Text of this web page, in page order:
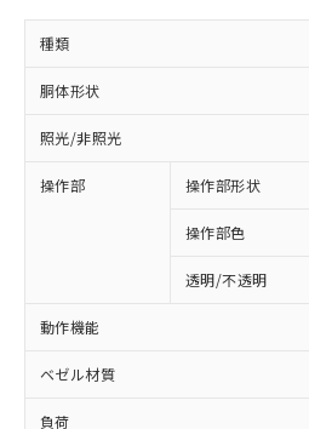
種類
胴体形状
照光/非照光
操作部 操作部形状
操作部色
透明/不透明
動作機能
ベゼル材質
負荷